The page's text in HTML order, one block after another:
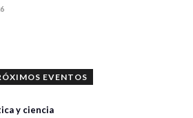
EVENTOS
y ciencia